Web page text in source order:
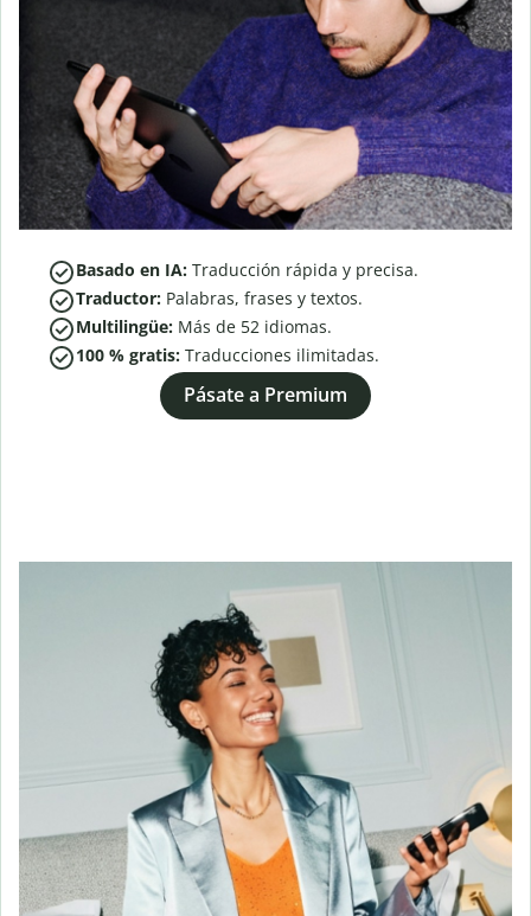
Basado en IA: Traducción rápida y precisa.
Traductor: Palabras, frases y textos.
Multilingüe: Más de 52 idiomas.
100 % gratis: Traducciones ilimitadas.
Pásate a Premium